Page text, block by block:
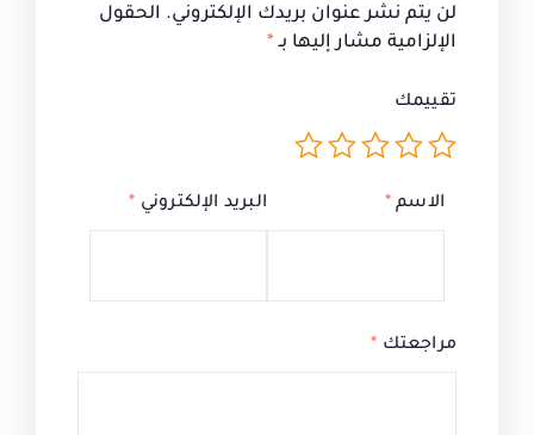
لن يتم نشر عنوان بريدك الإلكتروني. الحقول
الإلزامية مشار إليها بـ *
تقييمك
مراجعتك *
الاسم* البريد الإلكتروني *